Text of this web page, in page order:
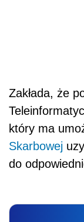
Zakłada, że
który ma
Skarbowej
do